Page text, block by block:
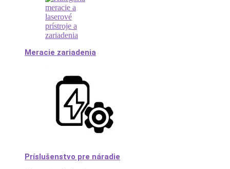
Meracie zariadenia
Príslušenstvo pre náradie